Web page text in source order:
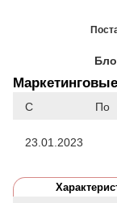
С По
23.01.2023